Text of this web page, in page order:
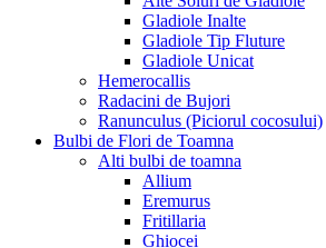
Gladiole Inalte
Gladiole Tip Fluture
Gladiole Unicat
Hemerocallis
Radacini de Bujori
Ranunculus (Piciorul cocosului)
Bulbi de Flori de Toamna
Alti bulbi de toamna
Allium
Eremurus
Fritillaria
Ghiocei